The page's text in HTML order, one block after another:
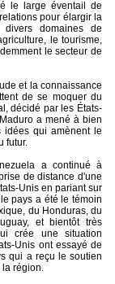
le large éventail de
pour élargir la
divers domaines de
le tourisme,
le secteur de
et la connaissance
de se moquer du
décidé par les États-
a mené à bien
qui amènent le
futur.
a continué à
de distance d'une
Unis en pariant sur
pays a été le témoin
du Honduras, du
et bientôt très
crée une situation
Unis ont essayé de
qui a reçu le soutien
la région.